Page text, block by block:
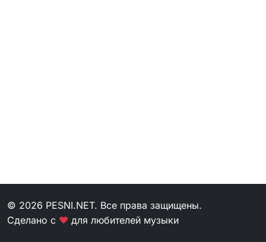
© 2026 PESNI.NET. Все права защищены.
Сделано с ❤ для любителей музыки